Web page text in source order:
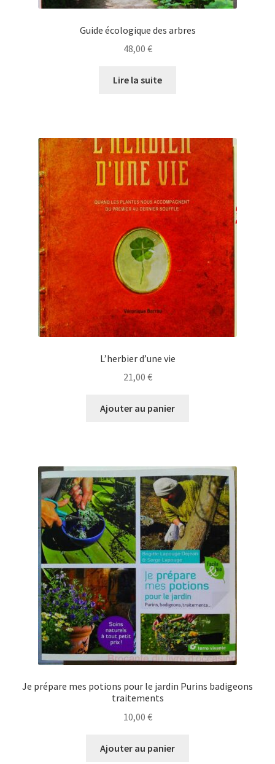
Guide écologique des arbres
48,00 €
Lire la suite
L’herbier d’une vie
21,00 €
Ajouter au panier
Je prépare mes potions pour le jardin Purins badigeons
traitements
10,00 €
Ajouter au panier